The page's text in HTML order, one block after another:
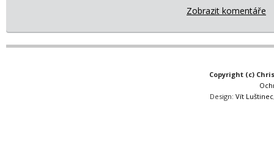
Zobrazit komentáře
Copyright (c)
Design:Vít Luštinec